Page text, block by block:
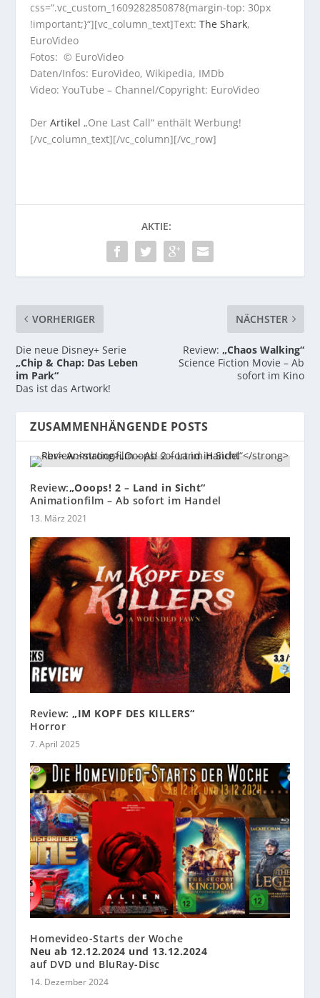
css=“.vc_custom_1609282850878{margin-top: 30px
!important;}“][vc_column_text]Text:The Shark,
EuroVideo
Fotos: © EuroVideo
Daten/Infos: EuroVideo, Wikipedia, IMDb
Video: YouTube – Channel/Copyright: EuroVideo
DerArtikel „One Last Call“ enthält Werbung!
[/vc_column_text][/vc_column][/vc_row]
AKTIE:
VORHERIGER
Die neue Disney+ Serie
„Chip & Chap: Das Leben
im Park“
Das ist das Artwork!
NÄCHSTER
Review: „Chaos Walking“
Science Fiction Movie – Ab
sofort im Kino
ZUSAMMENHÄNGENDE POSTS
Review:„Ooops! 2 – Land in Sicht“
Animationfilm – Ab sofort im Handel
13. März 2021
Review: „IM KOPF DES KILLERS“
Horror
7. April 2025
Homevideo-Starts der Woche
Neu ab 12.12.2024 und 13.12.2024
auf DVD und BluRay-Disc
14. Dezember 2024